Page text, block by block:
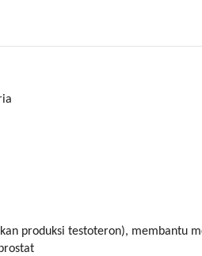
produksi testoteron), membantu